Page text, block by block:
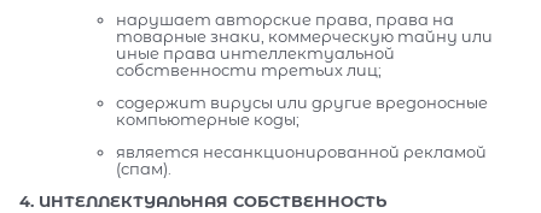
нарушает авторские права, права на
товарные знаки, коммерческую тайну или
иные права интеллектуальной
собственности третьих лиц;
содержит вирусы или другие вредоносные
компьютерные коды;
является несанкционированной рекламой
(спам).
4. ИНТЕЛЛЕКТУАЛЬНАЯ СОБСТВЕННОСТЬ